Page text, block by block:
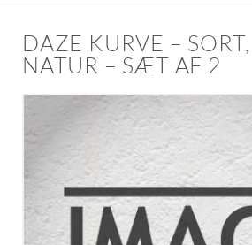
DAZE KURVE –
NATUR – SÆT AF 2